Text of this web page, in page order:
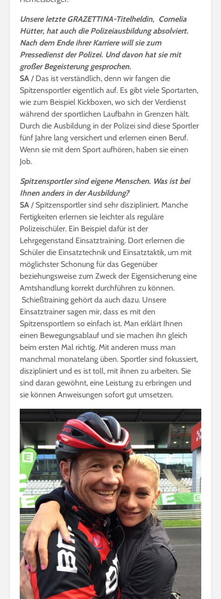
Unsere letzte GRAZETTINA-Titelheldin, Cornelia
Hütter, hat auch die Polizeiausbildung absolviert.
Nach dem Ende ihrer Karriere will sie zum
Pressedienst der Polizei. Und davon hat sie mit
großer Begeisterung gesprochen.
SA / Das ist verständlich, denn wir fangen die
Spitzensportler eigentlich auf. Es gibt viele Sportarten,
wie zum Beispiel Kickboxen, wo sich der Verdienst
während der sportlichen Laufbahn in Grenzen hält.
Durch die Ausbildung in der Polizei sind diese Sportler
fünf Jahre lang versichert und erlernen einen Beruf.
Wenn sie mit dem Sport aufhören, haben sie einen
Job.
Spitzensportler sind eigene Menschen. Was ist bei
Ihnen anders in der Ausbildung?
SA / Spitzensportler sind sehr diszipliniert. Manche
Fertigkeiten erlernen sie leichter als reguläre
Polizeischüler. Ein Beispiel dafür ist der
Lehrgegenstand Einsatztraining. Dort erlernen die
Schüler die Einsatztechnik und Einsatztaktik, um mit
möglichster Schonung für das Gegenüber
beziehungsweise zum Zweck der Eigensicherung eine
Amtshandlung korrekt durchführen zu können.
Schießtraining gehört da auch dazu. Unsere
Einsatztrainer sagen mir, dass es mit den
Spitzensportlern so einfach ist. Man erklärt Ihnen
einen Bewegungsablauf und sie machen ihn gleich
beim ersten Mal richtig. Mit anderen muss man
manchmal monatelang üben. Sportler sind fokussiert,
diszipliniert und es ist toll, mit ihnen zu arbeiten. Sie
sind daran gewöhnt, eine Leistung zu erbringen und
sie können Anweisungen sofort gut umsetzen.